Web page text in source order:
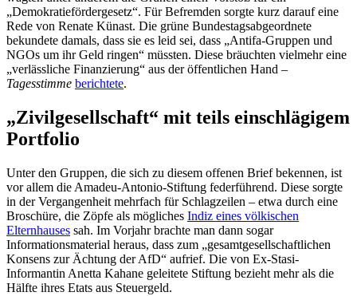
„Demokratiefördergesetz“. Für Befremden sorgte kurz darauf eine
Rede von Renate Künast. Die grüne Bundestagsabgeordnete
bekundete damals, dass sie es leid sei, dass „Antifa-Gruppen und
NGOs um ihr Geld ringen“ müssten. Diese bräuchten vielmehr eine
„verlässliche Finanzierung“ aus der öffentlichen Hand –
Tagesstimme berichtete.
„Zivilgesellschaft“ mit teils einschlägigem
Portfolio
Unter den Gruppen, die sich zu diesem offenen Brief bekennen, ist
vor allem die Amadeu-Antonio-Stiftung federführend. Diese sorgte
in der Vergangenheit mehrfach für Schlagzeilen – etwa durch eine
Broschüre, die Zöpfe als mögliches Indiz eines völkischen
Elternhauses sah. Im Vorjahr brachte man dann sogar
Informationsmaterial heraus, dass zum „gesamtgesellschaftlichen
Konsens zur Ächtung der AfD“ aufrief. Die von Ex-Stasi-
Informantin Anetta Kahane geleitete Stiftung bezieht mehr als die
Hälfte ihres Etats aus Steuergeld.